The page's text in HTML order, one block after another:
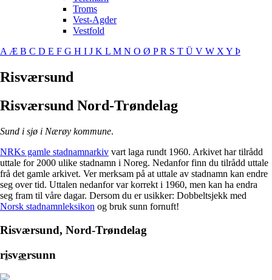
Troms
Vest-Agder
Vestfold
AÆ B C D E F G H I J K L M N O Ø PR S T Ü V W XY Þ
Risværsund
Risværsund Nord-Trøndelag
Sund i sjø i Nærøy kommune.
NRKs gamle stadnamnarkiv vart laga rundt 1960. Arkivet har tilrådd
uttale for 2000 ulike stadnamn i Noreg. Nedanfor finn du tilrådd uttale
frå det gamle arkivet. Ver merksam på at uttale av stadnamn kan endre
seg over tid. Uttalen nedanfor var korrekt i 1960, men kan ha endra
seg fram til våre dagar. Dersom du er usikker: Dobbeltsjekk med
Norsk stadnamnleksikon og bruk sunn fornuft!
Risværsund, Nord-Trøndelag
risværsunn